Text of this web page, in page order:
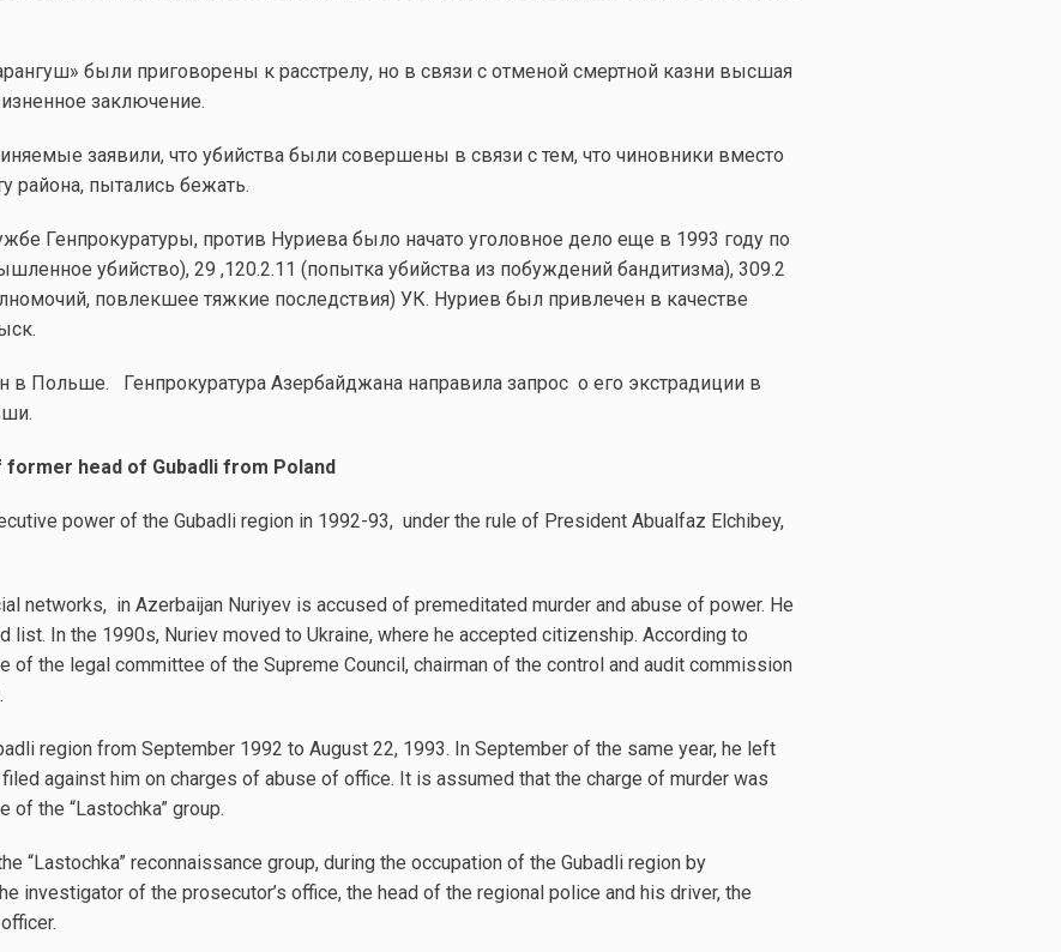
были приговорены к расстрелу, но в связи с отменой смертной казни высшая
заключение.
заявили, что убийства были совершены в связи с тем, что чиновники вместо
района, пытались бежать.
Генпрокуратуры, против Нуриева было начато уголовное дело еще в 1993 году по
убийство), 29 ,120.2.11 (попытка убийства из побуждений бандитизма), 309.2
повлекшее тяжкие последствия) УК. Нуриев был привлечен в качестве
в Польше. Генпрокуратура Азербайджана направила запрос о его экстрадиции в
head of Gubadli from Poland
power of the Gubadli region in 1992-93, under the rule of President Abualfaz Elchibey,
networks, in Azerbaijan Nuriyev is accused of premeditated murder and abuse of power. He
list. In the 1990s, Nuriev moved to Ukraine, where he accepted citizenship. According to
of the legal committee of the Supreme Council, chairman of the control and audit commission
region from September 1992 to August 22, 1993. In September of the same year, he left
against him on charges of abuse of office. It is assumed that the charge of murder was
of the “Lastochka” group.
“Lastochka” reconnaissance group, during the occupation of the Gubadli region by
investigator of the prosecutor’s office, the head of the regional police and his driver, the